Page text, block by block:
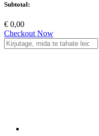
Subtotal:
€ 0,00
Checkout Now